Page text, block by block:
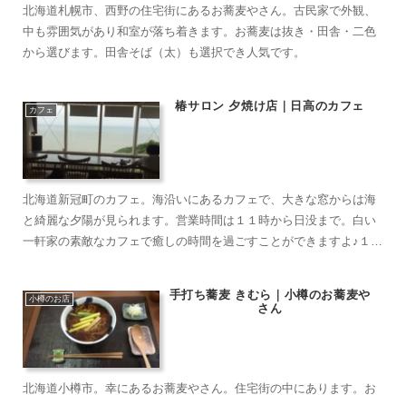
北海道札幌市、西野の住宅街にあるお蕎麦やさん。古民家で外観、
中も雰囲気があり和室が落ち着きます。お蕎麦は抜き・田舎・二色
から選びます。田舎そば（太）も選択でき人気です。
カフェ 椿サロン 夕焼け店｜日高のカフェ
北海道新冠町のカフェ。海沿いにあるカフェで、大きな窓からは海
と綺麗な夕陽が見られます。営業時間は１１時から日没まで。白い
一軒家の素敵なカフェで癒しの時間を過ごすことができますよ♪１
小樽のお店
手打ち蕎麦 きむら｜小樽のお蕎麦や
さん
北海道小樽市。幸にあるお蕎麦やさん。住宅街の中にあります。お